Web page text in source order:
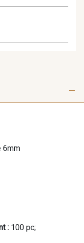
6mm
: 100 pc;